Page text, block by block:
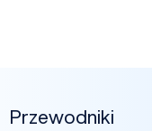
Przewodniki